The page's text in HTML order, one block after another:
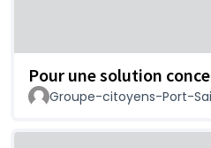
Pour une solution
Groupe-citoyens-Port-